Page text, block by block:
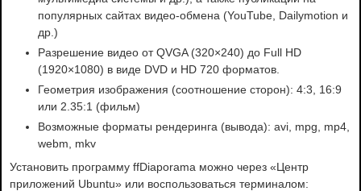
популярных сайтах видео-обмена (YouTube, Dailymotion и
др.)
Разрешение видео от QVGA (320×240) до Full HD
(1920×1080) в виде DVD и HD 720 форматов.
Геометрия изображения (соотношение сторон): 4:3, 16:9
или 2.35:1 (фильм)
Возможные форматы рендеринга (вывода): avi, mpg, mp4,
webm, mkv
Установить программу ffDiaporama можно через «Центр
приложений Ubuntu» или воспользоваться терминалом: